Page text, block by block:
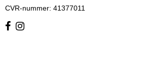
CVR-nummer: 41377011